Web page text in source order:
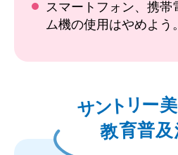
スマートフォン、携帯
ム機の使用はやめよう。